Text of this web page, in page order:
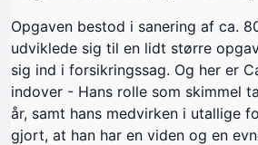
Opgaven bestod i sanering af ca.
udviklede sig til en lidt større
sig ind i forsikringssag. Og her er
indover - Hans rolle som skimmel
år, samt hans medvirken i utallige
gjort, at han har en viden og en